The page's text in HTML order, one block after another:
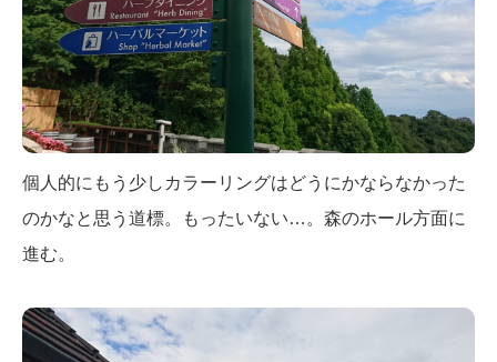
個人的にもう少しカラーリングはどうにかならなかった
のかなと思う道標。もったいない…。森のホール方面に
進む。